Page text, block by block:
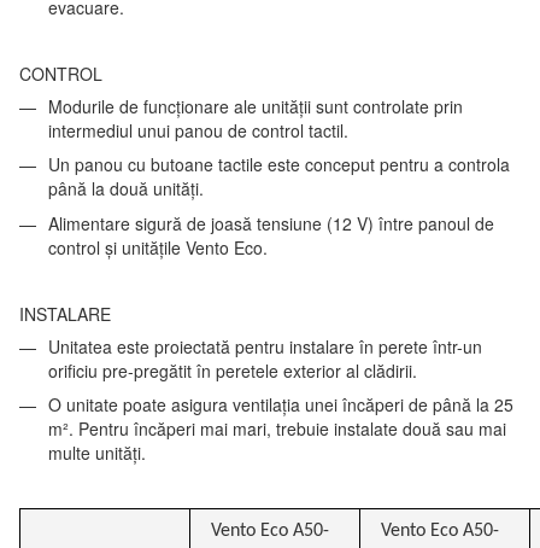
evacuare.
CONTROL
Modurile de funcționare ale unității sunt controlate prin
intermediul unui panou de control tactil.
Un panou cu butoane tactile este conceput pentru a controla
până la două unități.
Alimentare sigură de joasă tensiune (12 V) între panoul de
control și unitățile Vento Eco.
INSTALARE
Unitatea este proiectată pentru instalare în perete într-un
orificiu pre-pregătit în peretele exterior al clădirii.
O unitate poate asigura ventilația unei încăperi de până la 25
m². Pentru încăperi mai mari, trebuie instalate două sau mai
multe unități.
Vento Eco A50-
Vento Eco A50-